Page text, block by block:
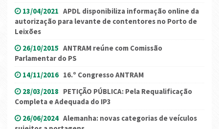
13/04/2021 APDL disponibiliza informação online da
autorização para levante de contentores no Porto de
Leixões
26/10/2015 ANTRAM reúne com Comissão
Parlamentar do PS
14/11/2016 16.º Congresso ANTRAM
28/03/2018 PETIÇÃO PÚBLICA: Pela Requalificação
Completa e Adequada do IP3
26/06/2024 Alemanha: novas categorias de veículos